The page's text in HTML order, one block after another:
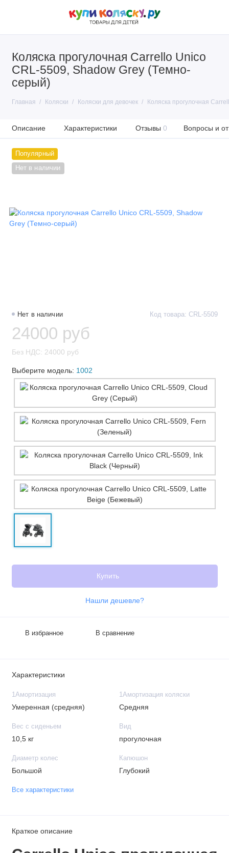
Коляска прогулочная Carrello Unico
CRL-5509, Shadow Grey (Темно-
серый)
Главная Коляски Коляски для девочек Коляска прогулочная
Описание Характеристики Отзывы 0 Вопросы и
Популярный
Нет в наличии
Нет в наличии Код товара: CRL-5509
24000 руб
Без НДС: 24000 руб
Выберите модель: 1002
Купить
Нашли дешевле?
В избранное В сравнение
Характеристики
1Амортизация
Умеренная (средняя)
1Амортизация коляски
Средняя
Вес с сиденьем
10,5 кг
Вид
прогулочная
Диаметр колес
Большой
Капюшон
Глубокий
Все характеристики
Краткое описание